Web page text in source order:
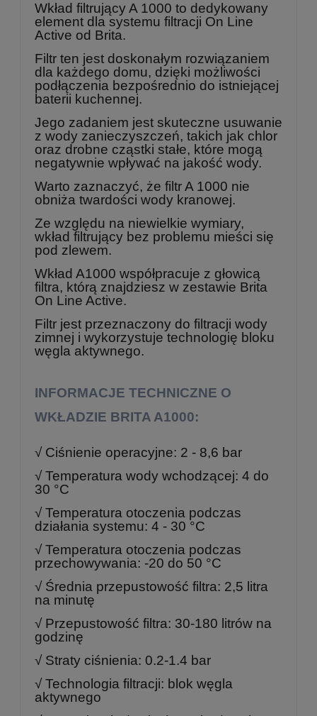
Wkład filtrujący A 1000 to dedykowany
element dla systemu filtracji On Line
Active od Brita.
Filtr ten jest doskonałym rozwiązaniem
dla każdego domu, dzięki możliwości
podłączenia bezpośrednio do istniejącej
baterii kuchennej.
Jego zadaniem jest skuteczne usuwanie
z wody zanieczyszczeń, takich jak chlor
oraz drobne cząstki stałe, które mogą
negatywnie wpływać na jakość wody.
Warto zaznaczyć, że filtr A 1000 nie
obniża twardości wody kranowej.
Ze względu na niewielkie wymiary,
wkład filtrujący bez problemu mieści się
pod zlewem.
Wkład A1000 współpracuje z głowicą
filtra, którą znajdziesz w zestawie Brita
On Line Active.
Filtr jest przeznaczony do filtracji wody
zimnej i wykorzystuje technologię bloku
węgla aktywnego.
INFORMACJE TECHNICZNE O
WKŁADZIE BRITA A1000:
√ Ciśnienie operacyjne: 2 - 8,6 bar
√ Temperatura wody wchodzącej: 4 do
30 °C
√ Temperatura otoczenia podczas
działania systemu: 4 - 30 °C
√ Temperatura otoczenia podczas
przechowywania: -20 do 50 °C
√ Średnia przepustowość filtra: 2,5 litra
na minutę
√ Przepustowość filtra: 30-180 litrów na
godzinę
√ Straty ciśnienia: 0.2-1.4 bar
√ Technologia filtracji: blok węgla
aktywnego